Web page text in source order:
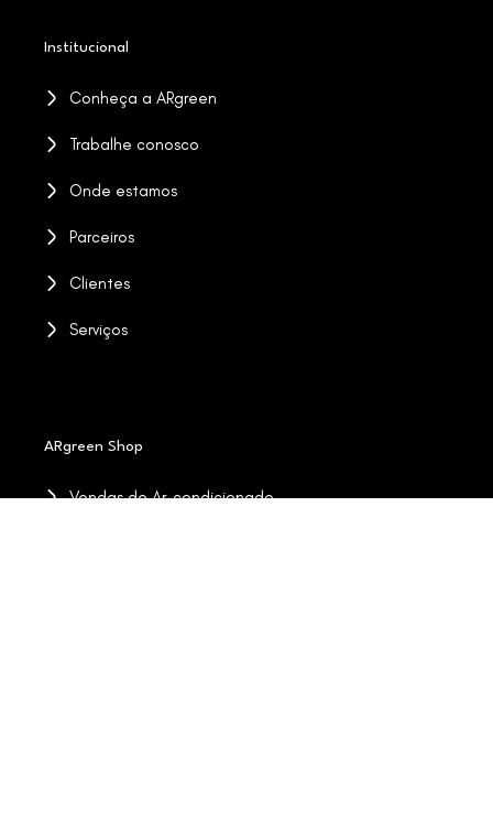
Institucional
Conheça a ARgreen
Trabalhe conosco
Onde estamos
Parceiros
Clientes
Serviços
ARgreen Shop
Vendas de Ar-condicionado